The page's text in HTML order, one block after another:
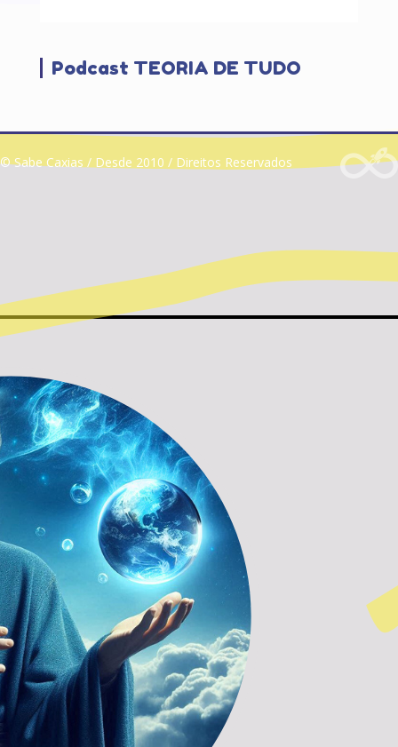
Podcast TEORIA DE TUDO
© Sabe Caxias / Desde 2010 / Direitos Reservados